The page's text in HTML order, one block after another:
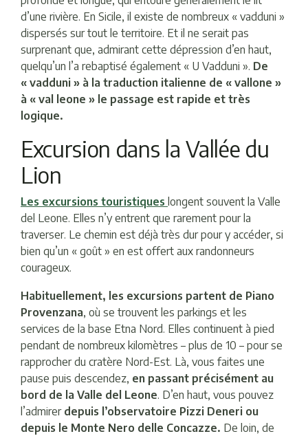
d’une rivière. En Sicile, il existe de nombreux « vadduni »
dispersés sur tout le territoire. Et il ne serait pas
surprenant que, admirant cette dépression d’en haut,
quelqu’un l’a rebaptisé également « U Vadduni ». De
« vadduni » à la traduction italienne de « vallone »
à « val leone » le passage est rapide et très
logique.
Excursion dans la Vallée du
Lion
Les excursions touristiques longent souvent la Valle
del Leone. Elles n’y entrent que rarement pour la
traverser. Le chemin est déjà très dur pour y accéder, si
bien qu’un « goût » en est offert aux randonneurs
courageux.
Habituellement, les excursions partent de Piano
Provenzana, où se trouvent les parkings et les
services de la base Etna Nord. Elles continuent à pied
pendant de nombreux kilomètres – plus de 10 – pour se
rapprocher du cratère Nord-Est. Là, vous faites une
pause puis descendez, en passant précisément au
bord de la Valle del Leone. D’en haut, vous pouvez
l’admirer depuis l’observatoire Pizzi Deneri ou
depuis le Monte Nero delle Concazze. De loin, de